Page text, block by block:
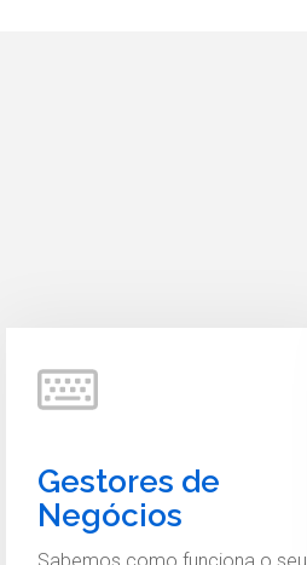
Gestores de
Negócios